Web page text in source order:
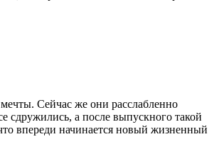
Сейчас же они расслабленно
сдружились, а после выпускного такой
впереди начинается новый жизненный